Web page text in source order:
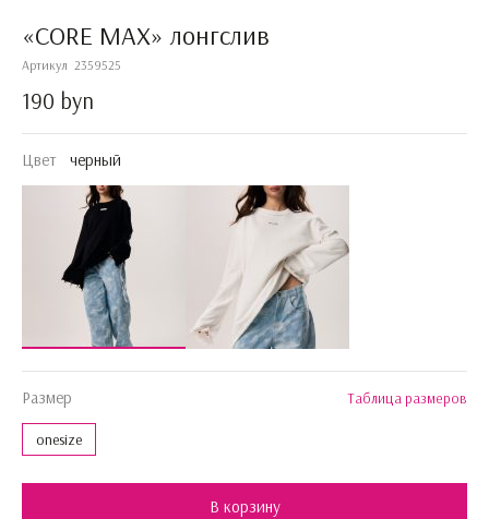
«CORE MAX» лонгслив
Артикул 2359525
190 byn
Цвет черный
Размер Таблица размеров
onesize
В корзину